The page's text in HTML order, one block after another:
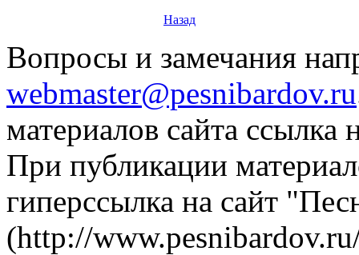
Назад
Вопросы и замечания
webmaster@pesnibardov.ru
материалов сайта ссылка
При публикации
гиперссылка на сайт
(http://